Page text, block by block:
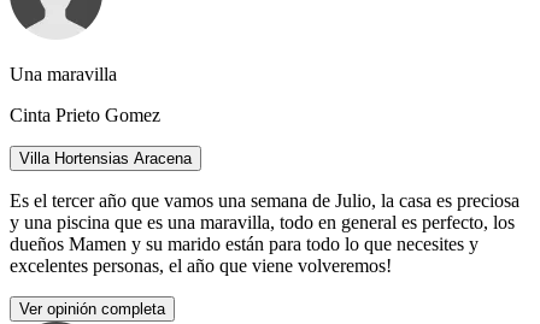
Una maravilla
Cinta Prieto Gomez
Villa Hortensias Aracena
Es el tercer año que vamos una semana de Julio, la casa es preciosa
y una piscina que es una maravilla, todo en general es perfecto, los
dueños Mamen y su marido están para todo lo que necesites y
excelentes personas, el año que viene volveremos!
Ver opinión completa